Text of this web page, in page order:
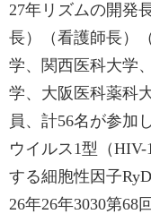
27年リズムの開発
長）（看護師長）
学、関西医科大学
学、大阪医科薬科
員、計56名が参加
ウイルス1型（
する細胞性因子
26年26年3030第68